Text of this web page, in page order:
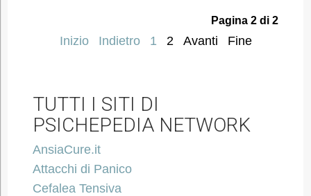
Pagina 2 di 2
Inizio Indietro 1 2 Avanti Fine
TUTTI I SITI DI
PSICHEPEDIA NETWORK
AnsiaCure.it
Attacchi di Panico
Cefalea Tensiva